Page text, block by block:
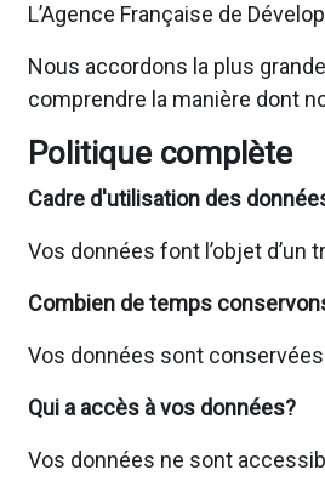
L’Agence Française de
Nous accordons la plus
comprendre la manière dont
Politique complète
Cadre d'utilisation des
Vos données font l’objet
Combien de temps
Vos données sont
Qui a accès à vos données?
Vos données ne sont